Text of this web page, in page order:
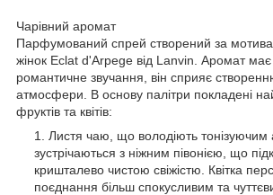
Чарівний аромат
Парфумований спрей створений за
жінок Eclat d'Arpege від Lanvin. Аромат має
романтичне звучання, він сприяє
атмосфери. В основу палітри покладені
фруктів та квітів:
Листя чаю, що володіють тонізуючим
зустрічаються з ніжним півонією, що
кришталево чистою свіжістю. Квітка
поєднання більш спокусливим та